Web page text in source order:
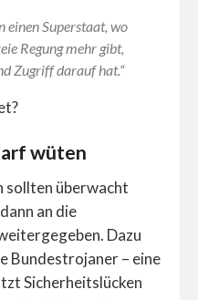
einen Superstaat, wo
Regung mehr gibt,
Zugriff darauf hat.“
wüten
sollten überwacht
an die
Dazu
Bundestrojaner – eine
Sicherheitslücken